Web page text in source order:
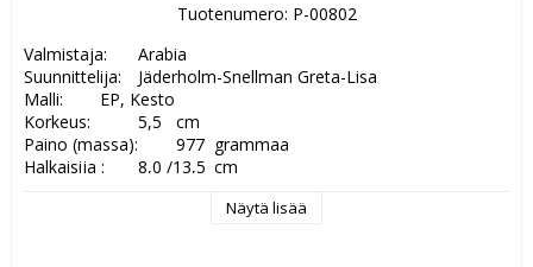
Tuotenumero: P-00802
Valmistaja:  	Arabia
Suunnittelija: 	Jäderholm-Snellman Greta-Lisa
Malli: 	EP, Kesto
Korkeus:  	5,5	cm
Paino (massa): 	977	grammaa
Halkaisija :   	8,0 /13,5	cm
Näytä lisää